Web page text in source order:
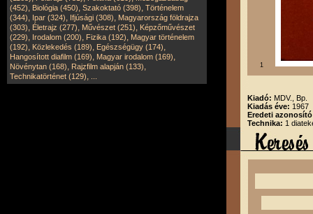
(452), Biológia (450), Szakoktató (398), Történelem
(344), Ipar (324), Ifjúsági (308), Magyarország földrajza
(303), Életrajz (277), Művészet (251), Képzőművészet
(229), Irodalom (200), Fizika (192), Magyar történelem
(192), Közlekedés (189), Egészségügy (174),
Hangosított diafilm (169), Magyar irodalom (169),
Növénytan (168), Rajzfilm alapján (133),
Technikatörténet (129),
1
Kiadó: MDV., Bp.
Kiadás éve: 1967
Eredeti
Technika: 1